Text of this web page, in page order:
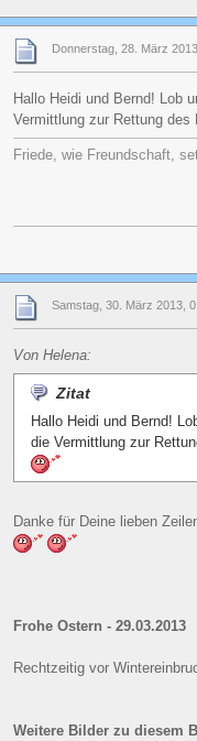
Donnerstag, 28. März
Hallo Heidi und Bernd! Lob
Vermittlung zur Rettung
Friede, wie Freundschaft,
Samstag, 30. März 2013,
Von Helena:
Zitat
Hallo Heidi und Bernd!
die Vermittlung zur
Danke für Deine lieben
Frohe Ostern - 29.03.2013
Rechtzeitig vor
Weitere Bilder zu diesem